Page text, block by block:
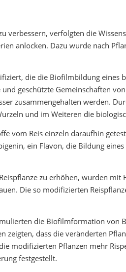
verbessern, verfolgten die
anlocken. Dazu wurde nach
die die Biofilmbildung eines
geschützte Gemeinschaften
zusammengehalten werden.
und im Weiteren die
vom Reis einzeln daraufhin
ein Flavon, die Bildung
zu erhöhen, wurden mit
Die so modifizierten
die Biofilmformation von
zeigten, dass die veränderten
modifizierten Pflanzen mehr
festgestellt.